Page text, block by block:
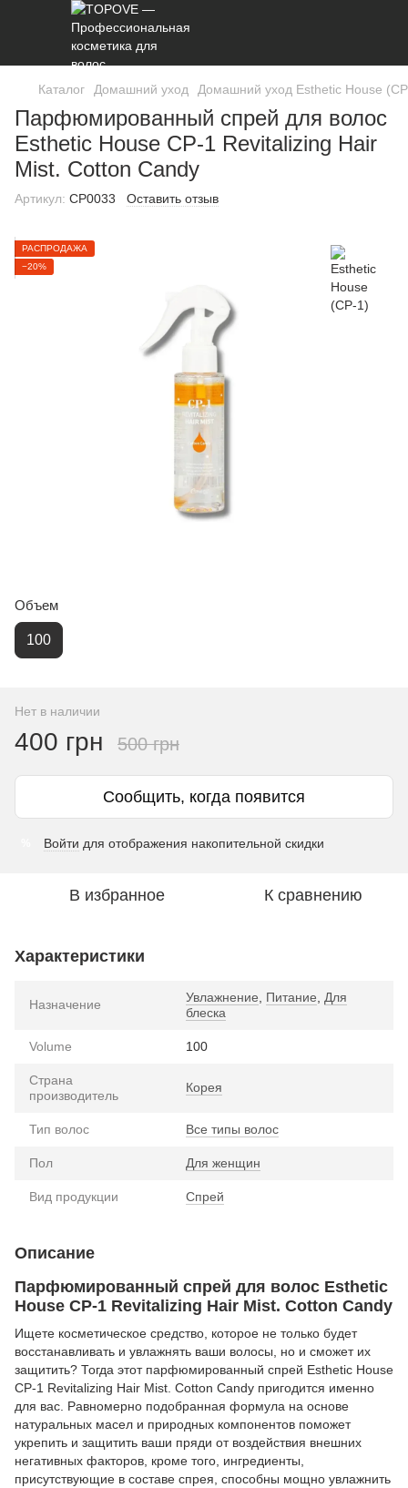
Каталог Домашний уход Домашний уход Esthetic House
Парфюмированный спрей для волос
Esthetic House CP-1 Revitalizing Hair
Mist. Cotton Candy
Артикул: CP0033 Оставить отзыв
РАСПРОДАЖА
−20%
Объем
100
Нет в наличии
400 грн 500 грн
Сообщить, когда появится
Войти для отображения накопительной скидки
В избранное К сравнению
Характеристики
Назначение Увлажнение, Питание, Для
блеска
Volume 100
Страна
производитель
Корея
Тип волос Все типы волос
Пол Для женщин
Вид продукции Спрей
Описание
Парфюмированный спрей для волос Esthetic
House CP-1 Revitalizing Hair Mist. Cotton Candy
Ищете косметическое средство, которое не только будет
восстанавливать и увлажнять ваши волосы, но и сможет их
защитить? Тогда этот парфюмированный спрей Esthetic House
CP-1 Revitalizing Hair Mist. Cotton Candy пригодится именно
для вас. Равномерно подобранная формула на основе
натуральных масел и природных компонентов поможет
укрепить и защитить ваши пряди от воздействия внешних
негативных факторов, кроме того, ингредиенты,
присутствующие в составе спрея, способны мощно увлажнить